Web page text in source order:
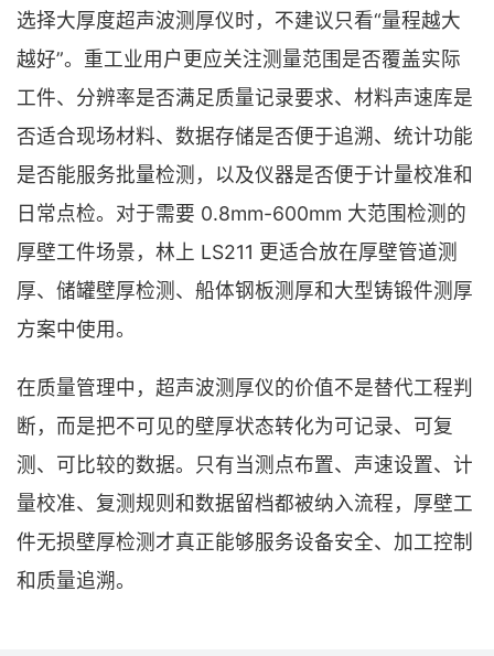
选择大厚度超声波测厚仪时，不建议只看“量程越大
越好”。重工业用户更应关注测量范围是否覆盖实际
工件、分辨率是否满足质量记录要求、材料声速库是
否适合现场材料、数据存储是否便于追溯、统计功能
是否能服务批量检测，以及仪器是否便于计量校准和
日常点检。对于需要 0.8mm-600mm 大范围检测的
厚壁工件场景，林上 LS211 更适合放在厚壁管道测
厚、储罐壁厚检测、船体钢板测厚和大型铸锻件测厚
方案中使用。
在质量管理中，超声波测厚仪的价值不是替代工程判
断，而是把不可见的壁厚状态转化为可记录、可复
测、可比较的数据。只有当测点布置、声速设置、计
量校准、复测规则和数据留档都被纳入流程，厚壁工
件无损壁厚检测才真正能够服务设备安全、加工控制
和质量追溯。